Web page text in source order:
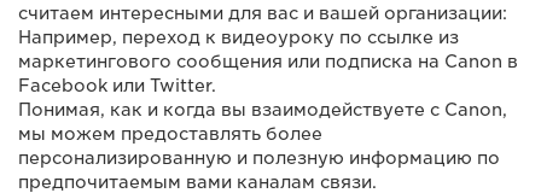
считаем интересными для вас и вашей организации:
Например, переход к видеоуроку по ссылке из
маркетингового сообщения или подписка на Canon в
Facebook или Twitter.
Понимая, как и когда вы взаимодействуете с Canon,
мы можем предоставлять более
персонализированную и полезную информацию по
предпочитаемым вами каналам связи.